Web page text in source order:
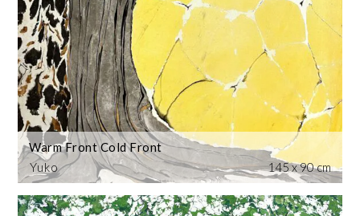
Yuko
Warm Front Cold Front
145 x 90 cm